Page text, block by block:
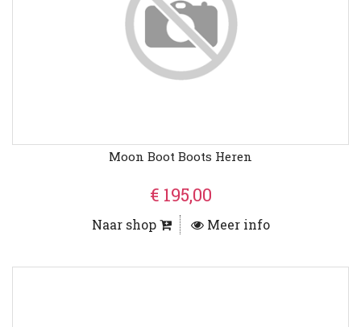
Moon Boot Boots Heren
€ 195,00
Naar shop Meer info